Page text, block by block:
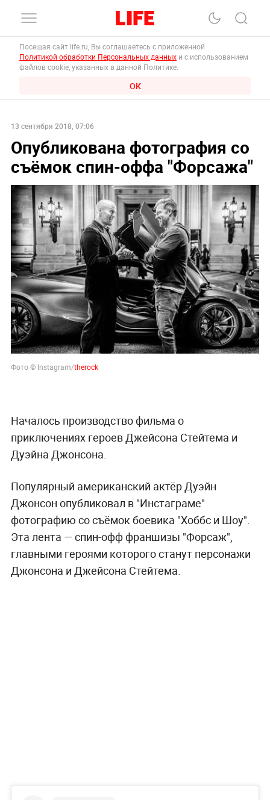
Посещая сайт life.ru, Вы соглашаетесь с приложенной
Политикой обработки Персональных данных и с использованием
файлов cookie, указанных в данной Политике.
ОК
13 сентября 2018, 07:06
Опубликована фотография со
съёмок спин-оффа "Форсажа"
Фото © Instagram/therock
Началось производство фильма о
приключениях героев Джейсона Стейтема и
Дуэйна Джонсона.
Популярный американский актёр Дуэйн
Джонсон опубликовал в "Инстаграме"
фотографию со съёмок боевика "Хоббс и Шоу".
Эта лента — спин-офф франшизы "Форсаж",
главными героями которого станут персонажи
Джонсона и Джейсона Стейтема.